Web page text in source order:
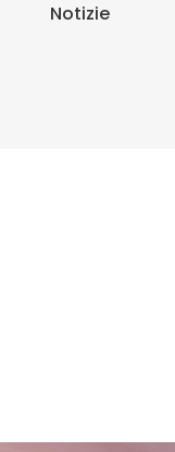
Notizie